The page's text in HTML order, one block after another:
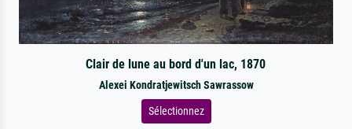
Clair de lune au bord d'un lac, 1870
Alexei Kondratjewitsch Sawrassow
Sélectionnez